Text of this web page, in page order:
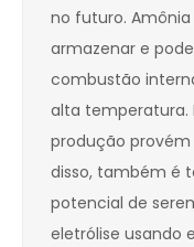
no futuro.
armazenar e
combustão
alta temperatura.
produção
disso, também é
potencial de
eletrólise usando